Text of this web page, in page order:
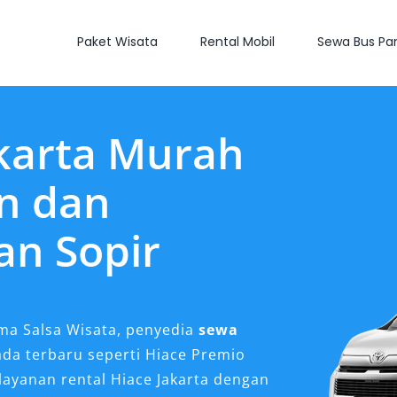
Paket Wisata Rental Mobil Sewa Bus
Murah
dan
Sopir
Salsa Wisata, penyediasewa
terbaru seperti Hiace Premio
rental Hiace Jakarta dengan